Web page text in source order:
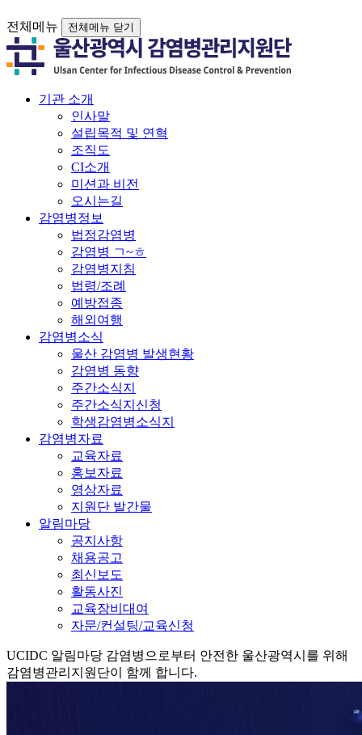
전체메뉴 전체메뉴 닫기
기관 소개
인사말
설립목적 및 연혁
조직도
CI소개
미션과 비전
오시는길
감염병정보
법정감염병
감염병 ㄱ~ㅎ
감염병지침
법령/조례
예방접종
해외여행
감염병소식
울산 감염병 발생현황
감염병 동향
주간소식지
주간소식지신청
학생감염병소식지
감염병자료
교육자료
홍보자료
영상자료
지원단 발간물
알림마당
공지사항
채용공고
최신보도
활동사진
교육장비대여
자문/컨설팅/교육신청
UCIDC 알림마당 감염병으로부터 안전한 울산광역시를 위해
감염병관리지원단이 함께 합니다.